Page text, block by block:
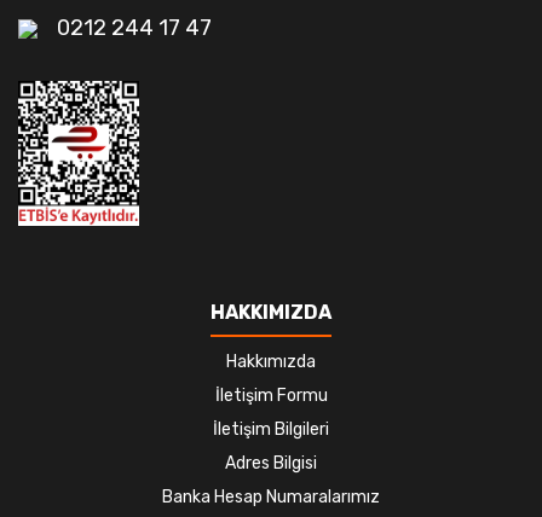
0212 244 17 47
HAKKIMIZDA
Hakkımızda
İletişim Formu
İletişim Bilgileri
Adres Bilgisi
Banka Hesap Numaralarımız